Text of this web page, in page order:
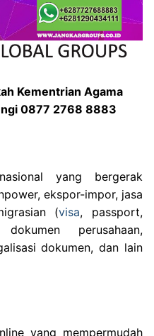
Kementrian Agama
0877 2768 8883
yang bergerak
ekspor-impor, jasa
(visa, passport,
perusahaan,
dokumen, dan lain
yang mempermudah